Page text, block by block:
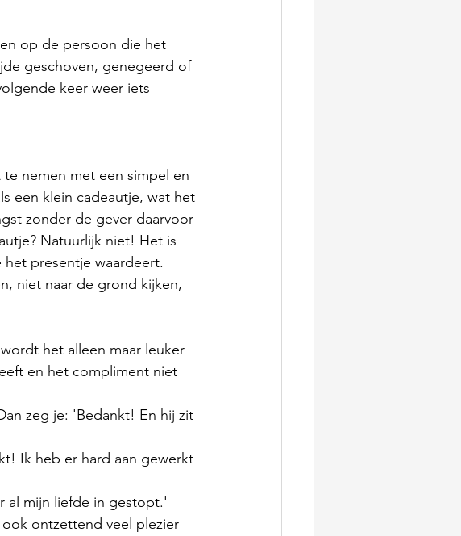
op de persoon die het
geschoven, genegeerd of
keer weer iets
nemen met een simpel en
een klein cadeautje, wat het
zonder de gever daarvoor
Natuurlijk niet! Het is
presentje waardeert.
niet naar de grond kijken,
het alleen maar leuker
en het compliment niet
zeg je: 'Bedankt! En hij zit
Ik heb er hard aan gewerkt
al mijn liefde in gestopt.'
ontzettend veel plezier